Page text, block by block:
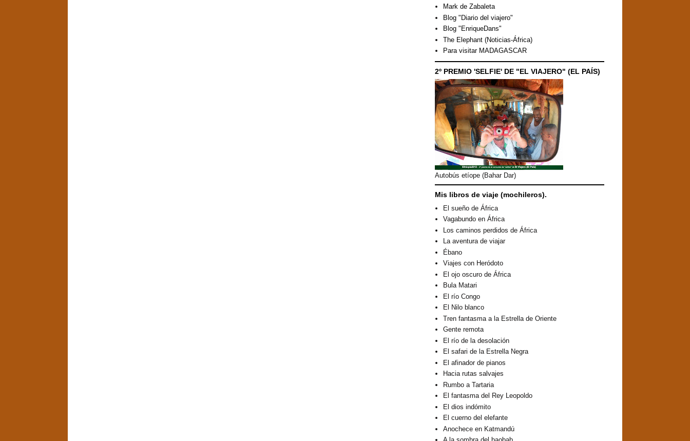
Mark de Zabaleta
Blog "Diario del viajero"
Blog "EnriqueDans"
The Elephant (Noticias-África)
Para visitar MADAGASCAR
2º PREMIO 'SELFIE' DE "EL VIAJERO" (EL PAÍS)
Autobús etíope (Bahar Dar)
Mis libros de viaje (mochileros).
El sueño de África
Vagabundo en África
Los caminos perdidos de África
La aventura de viajar
Ébano
Viajes con Heródoto
El ojo oscuro de África
Bula Matari
El río Congo
El Nilo blanco
Tren fantasma a la Estrella de Oriente
Gente remota
El río de la desolación
El safari de la Estrella Negra
El afinador de pianos
Hacia rutas salvajes
Rumbo a Tartaria
El fantasma del Rey Leopoldo
El dios indómito
El cuerno del elefante
Anochece en Katmandú